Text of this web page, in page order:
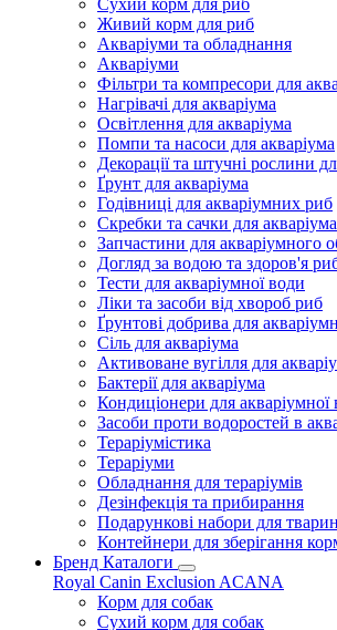
Сухий корм для риб
Живий корм для риб
Акваріуми та обладнання
Акваріуми
Фільтри та компресори для
Нагрівачі для акваріума
Освітлення для акваріума
Помпи та насоси для акваріума
Декорації та штучні рослини
Ґрунт для акваріума
Годівниці для акваріумних риб
Скребки та сачки для акваріума
Запчастини для акваріумного
Догляд за водою та здоров'я
Тести для акваріумної води
Ліки та засоби від хвороб риб
Ґрунтові добрива для
Сіль для акваріума
Активоване вугілля для
Бактерії для акваріума
Кондиціонери для акваріумної
Засоби проти водоростей в
Тераріумістика
Тераріуми
Обладнання для тераріумів
Дезінфекція та прибирання
Подарункові набори для тварин
Контейнери для зберігання
Бренд Каталоги
Royal Canin Exclusion ACANA
Корм для собак
Сухий корм для собак